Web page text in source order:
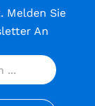
Melden Sie
An